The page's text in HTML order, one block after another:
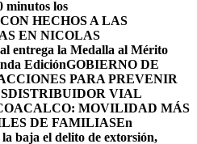
minutos los
HECHOS A LAS
EN NICOLAS
entrega la Medalla al Mérito
EdiciónGOBIERNO DE
PARA PREVENIR
DISTRIBUIDOR VIAL
MOVILIDAD MÁS
DE FAMILIASEn
baja el delito de extorsión,